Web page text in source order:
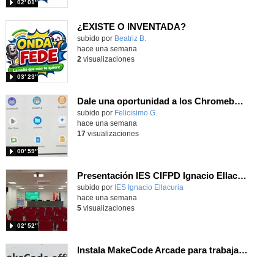
02′ 01″
¿EXISTE O INVENTADA?
Contenido educativo.
subido por Beatriz B.
03′ 23″
hace una semana
2 visualizaciones
Dale una oportunidad a los Chromebooks y utiliza un proyector para realizar talleres si no tienes pantallas táctiles
Contenido educativo.
subido por Felicisimo G.
00′ 59″
hace una semana
17visualizaciones
Presentación IES CIFPD Ignacio Ellacuría
Contenido educativo.
subido por IES Ignacio Ellacuria
02′ 52″
hace una semana
5visualizaciones
Instala MakeCode Arcade para trabajar offline en tu tablet, ordenador, Chromebook